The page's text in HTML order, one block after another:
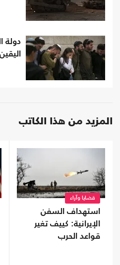
دولة
المزيد من هذا الكاتب
قضايا وآراء
استهداف السفن
الإيرانية: كييف تغير
قواعد الحرب